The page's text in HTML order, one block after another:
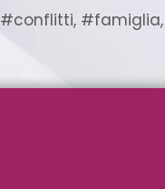
#conflitti, #famiglia,